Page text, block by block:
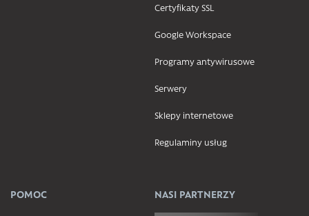
Certyfikaty SSL
Google Workspace
Programy antywirusowe
Serwery
Sklepy internetowe
Regulaminy usług
POMOC NASI PARTNERZY